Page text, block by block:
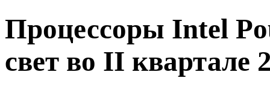
Процессоры Intel
свет во II квартале